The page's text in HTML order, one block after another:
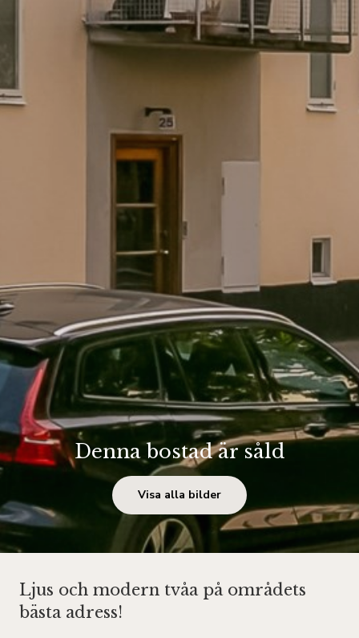
Denna bostad är såld
Visa alla bilder
Ljus och modern tvåa på områdets
bästa adress!